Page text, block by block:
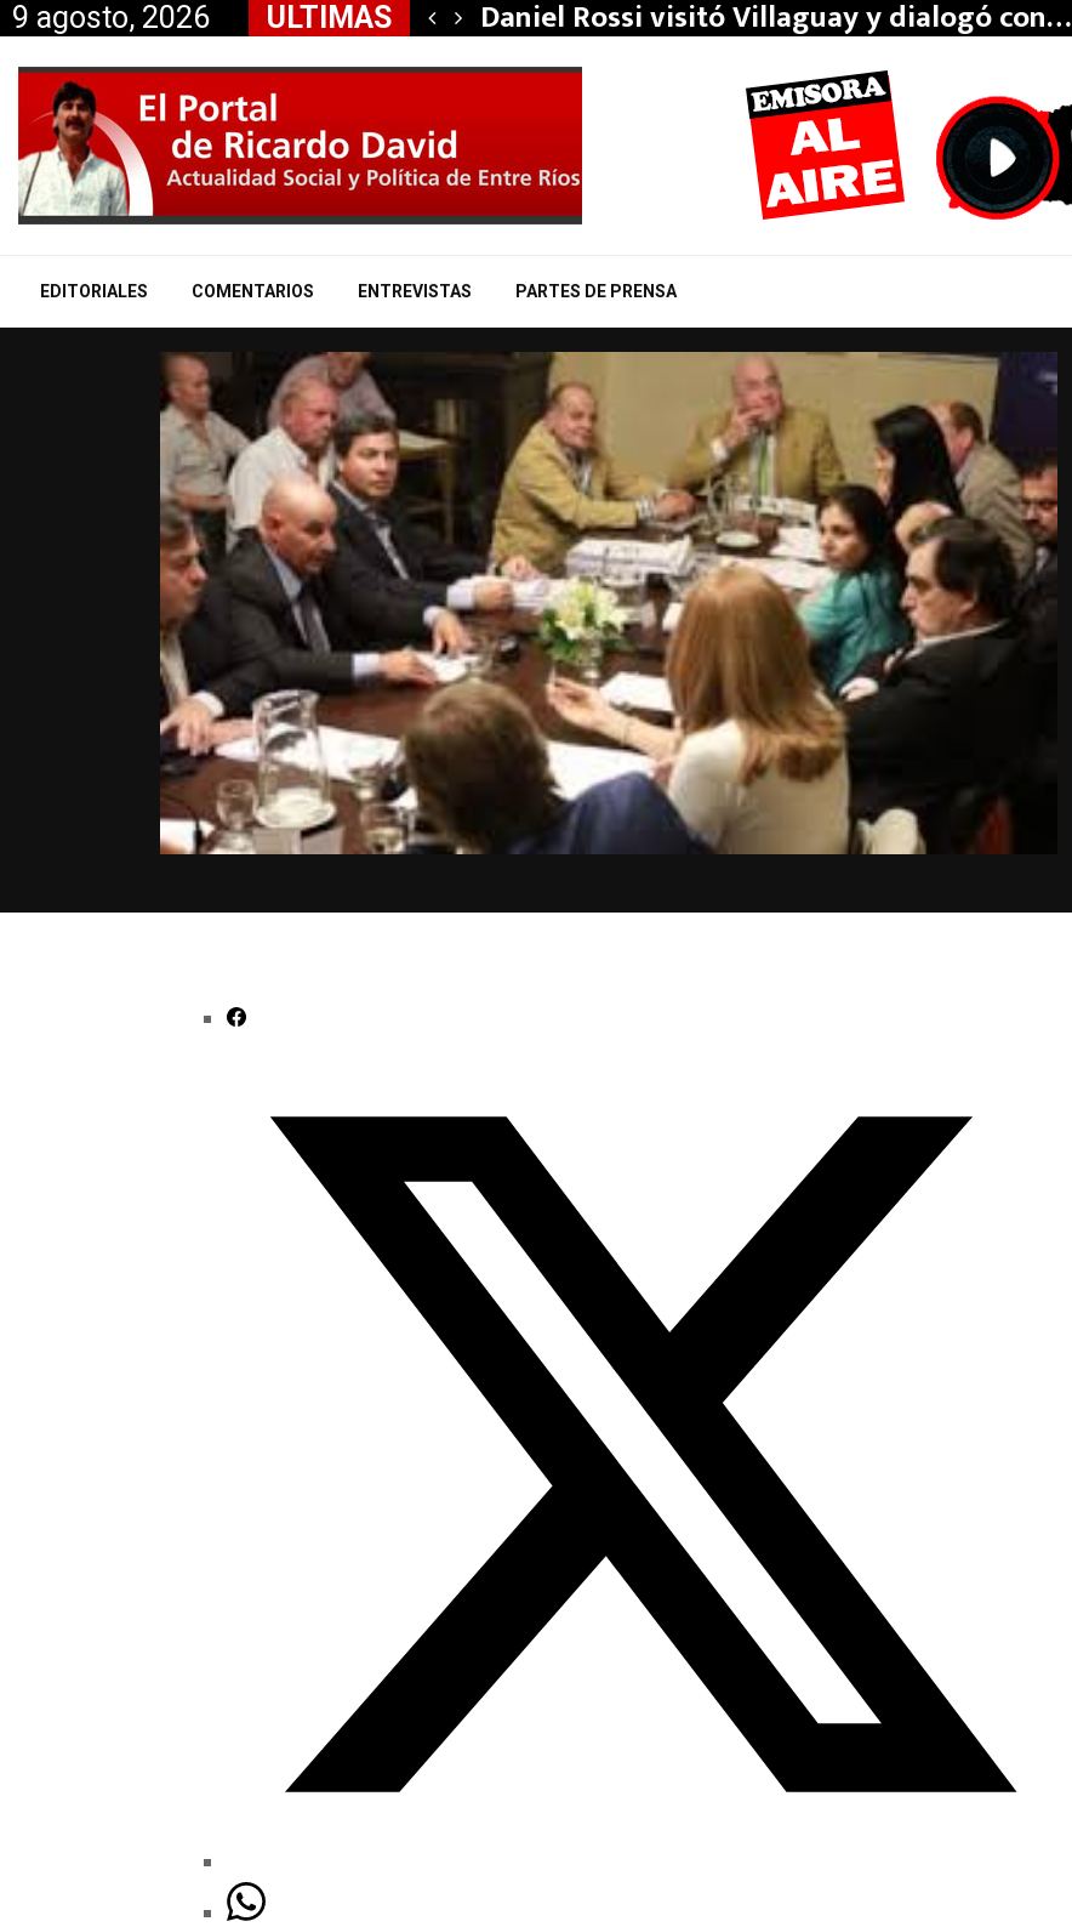
9 agosto, 2026 ULTIMAS
a Mauricio «Palito»… Daniel Rossi visitó Villaguay y dialogó con…
EDITORIALES COMENTARIOS ENTREVISTAS PARTES DE PRENSA